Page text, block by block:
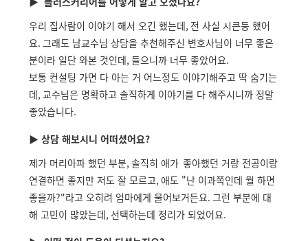
우리 집사람이 이야기 해서 오긴 했는데, 전 사실 시큰둥 했어
요. 그래도 남교수님 상담을 추천해주신 변호사님이 너무 좋은
분이라 일단 와본 것인데, 들으니까 너무 좋았어요.
보통 컨설팅 가면 다 아는 거 어느정도 이야기해주고 딱 숨기는
데, 교수님은 명확하고 솔직하게 이야기를 다 해주시니까 정말
좋았습니다.
▶ 상담 해보시니 어떠셨어요?
제가 머리아파 했던 부분, 솔직히 애가 좋아했던 거랑 전공이랑
연결하면 좋지만 저도 잘 모르고, 애도 "난 이과쪽인데 뭘 하면
좋을까?"라고 오히려 엄마에게 물어보거든요. 그런 부분에 대
해 고민이 많았는데, 선택하는데 정리가 되었어요.